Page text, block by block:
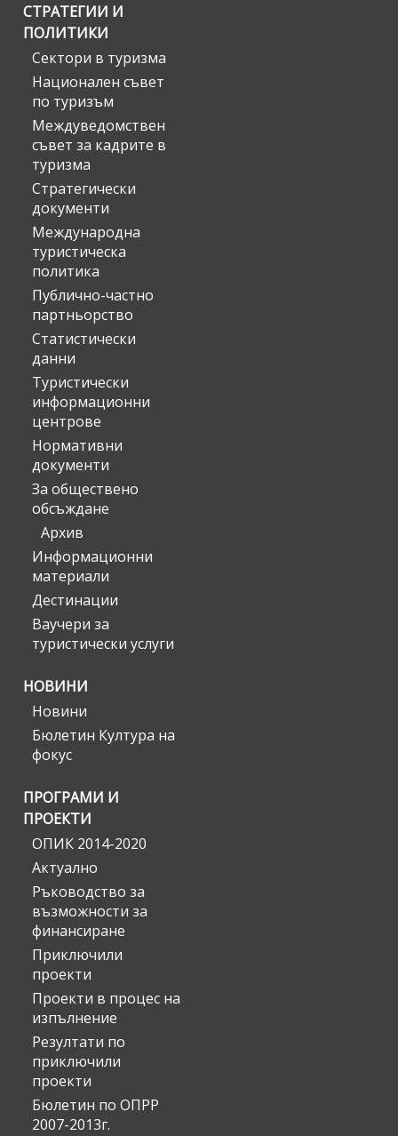
СТРАТЕГИИ И
ПОЛИТИКИ
Сектори в туризма
Национален съвет
по туризъм
Междуведомствен
съвет за кадрите в
туризма
Стратегически
документи
Международна
туристическа
политика
Публично-частно
партньорство
Статистически
данни
Туристически
информационни
центрове
Нормативни
документи
За обществено
обсъждане
Архив
Информационни
материали
Дестинации
Ваучери за
туристически услуги
НОВИНИ
Новини
Бюлетин Култура на
фокус
ПРОГРАМИ И
ПРОЕКТИ
ОПИК 2014-2020
Актуално
Ръководство за
възможности за
финансиране
Приключили
проекти
Проекти в процес на
изпълнение
Резултати по
приключили
проекти
Бюлетин по ОПРР
2007-2013г.